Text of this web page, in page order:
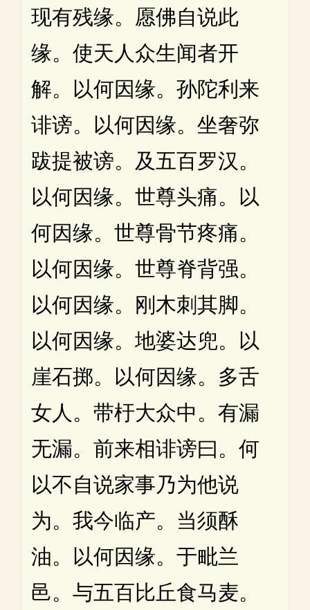
现有残缘。愿佛自说此
缘。使天人众生闻者开
解。以何因缘。孙陀利来
诽谤。以何因缘。坐奢弥
跋提被谤。及五百罗汉。
以何因缘。世尊头痛。以
何因缘。世尊骨节疼痛。
以何因缘。世尊脊背强。
以何因缘。刚木刺其脚。
以何因缘。地婆达兜。以
崖石掷。以何因缘。多舌
女人。带杅大众中。有漏
无漏。前来相诽谤曰。何
以不自说家事乃为他说
为。我今临产。当须酥
油。以何因缘。于毗兰
邑。与五百比丘食马麦。